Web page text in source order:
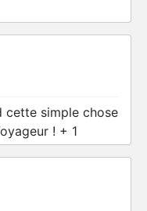
cette simple chose
! + 1